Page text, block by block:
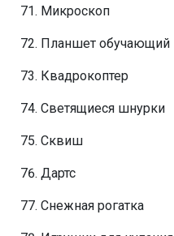
Микроскоп
Планшет обучающий
Квадрокоптер
Светящиеся шнурки
Сквиш
Дартс
Снежная рогатка